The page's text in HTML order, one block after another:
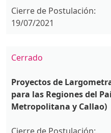
Cierre de Postulación:
19/07/2021
Cerrado
Proyectos de
para las Regiones del
Metropolitana y Callao)